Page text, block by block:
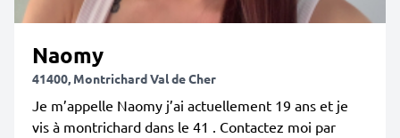
Naomy
41400, Montrichard Val de Cher
Je m’appelle Naomy j’ai actuellement 19 ans et je
vis à montrichard dans le 41 . Contactez moi par